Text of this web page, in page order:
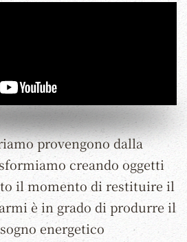
provengono dalla
creando oggetti
il momento di restituire il
è in grado di produrre il
energetico